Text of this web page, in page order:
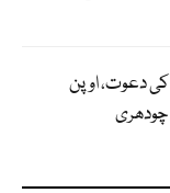
کی دعوت، اوپن